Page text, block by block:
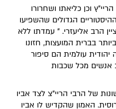
וכן כליאתו ושחרורו
הגדולים שהשפיעו
הרב אליעזרי. " עמדתו ללא
בברית המועצות, חזונו
יהודית עולמית הם סיפור
אנשים מכל שכבות
של הרבי הריי"צ לצד אביו
האמון שהקדיש לו אביו